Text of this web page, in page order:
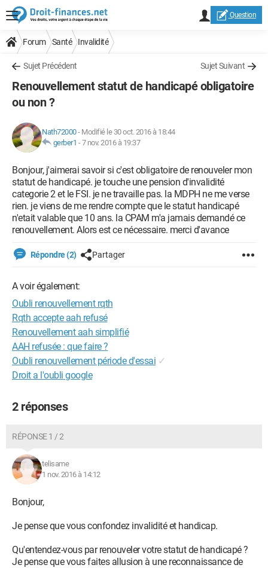
Question
Forum Santé Invalidité
Sujet Précédent Sujet Suivant
Renouvellement statut de handicapé obligatoire
ou non ?
Nath72000- Modifié le 30 oct. 2016 à 18:44
gerber1 -7 nov. 2016 à 19:37
Bonjour, j'aimerai savoir si c'est obligatoire de renouveler mon
statut de handicapé. je touche une pension d'invalidité
categorie 2 et le FSI. je ne travaille pas. la MDPH ne me verse
rien. je viens de me rendre compte que le statut handicapé
n'etait valable que 10 ans. la CPAM m'a jamais demandé ce
renouvellement. Alors est ce nécessaire. merci d'avance
Répondre (2) Partager
A voir également:
Oubli renouvellement rqth
Rqth accepte aah refusé
Renouvellement aah simplifié
AAH refusée : que faire ?
Oubli renouvellement période d'essai ✓
Droit a l'oubli google
2 réponses
RÉPONSE 1 / 2
telisame
1 nov. 2016 à 14:12
Bonjour,
Je pense que vous confondez invalidité et handicap.
Qu'entendez-vous par renouveler votre statut de handicapé ?
Je pense que vous faites allusion à une reconnaissance de